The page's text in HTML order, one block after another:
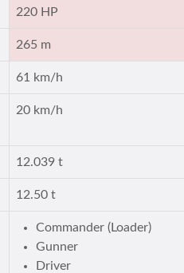
220 HP
265 m
61 km/h
20 km/h
12.039 t
12.50 t
Commander (Loader)
Gunner
Driver